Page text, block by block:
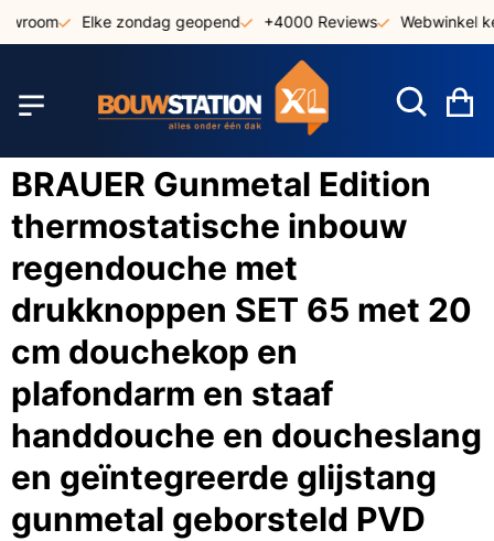
naar
Elke zondag geopend +4000 Reviews Webwinkel
BRAUER Gunmetal Edition
thermostatische inbouw
regendouche met
drukknoppen SET 65 met 20
cm douchekop en
plafondarm en staaf
handdouche en doucheslang
en geïntegreerde glijstang
gunmetal geborsteld PVD